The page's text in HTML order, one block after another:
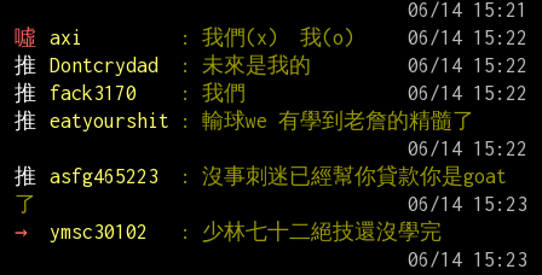
噓
axi : 我們(x)  我(o)
推
Dontcrydad : 未來是我的
推
fack3170 : 我們
推
eatyourshit
: 輸球we 有學到老詹的精髓了
推
asfg465223
: 沒事刺迷已經幫你貸款你是goat
了
→
ymsc30102
: 少林七十二絕技還沒學完